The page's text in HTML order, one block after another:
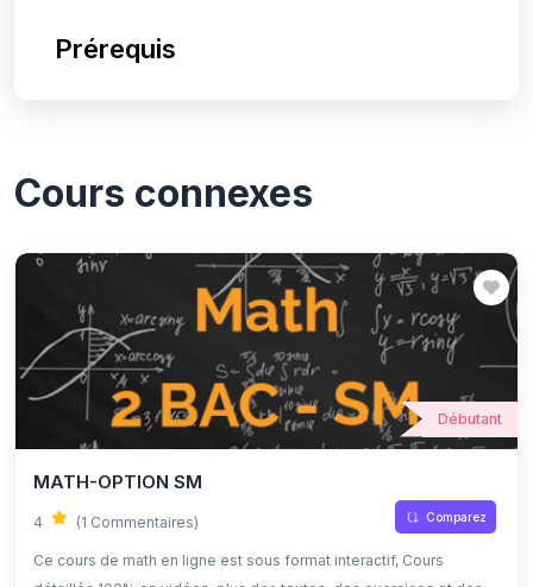
Prérequis
Cours connexes
Débutant
MATH-OPTION SM
4 (1 Commentaires) Comparez
Ce cours de math en ligne est sous format interactif, Cours